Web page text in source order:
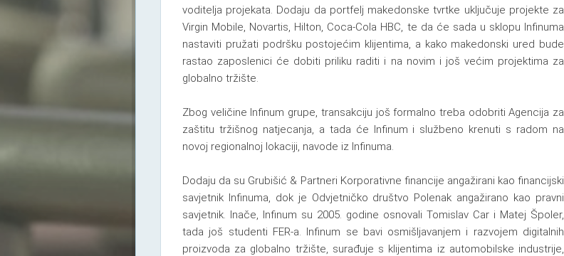
voditelja projekata. Dodaju da portfelj makedonske tvrtke uključuje projekte za
Virgin Mobile, Novartis, Hilton, Coca-Cola HBC, te da će sada u sklopu Infinuma
nastaviti pružati podršku postojećim klijentima, a kako makedonski ured bude
rastao zaposlenici će dobiti priliku raditi i na novim i još većim projektima za
globalno tržište.
Zbog veličine Infinum grupe, transakciju još formalno treba odobriti Agencija za
zaštitu tržišnog natjecanja, a tada će Infinum i službeno krenuti s radom na
novoj regionalnoj lokaciji, navode iz Infinuma.
Dodaju da su Grubišić & Partneri Korporativne financije angažirani kao financijski
savjetnik Infinuma, dok je Odvjetničko društvo Polenak angažirano kao pravni
savjetnik. Inače, Infinum su 2005. godine osnovali Tomislav Car i Matej Špoler,
tada još studenti FER-a. Infinum se bavi osmišljavanjem i razvojem digitalnih
proizvoda za globalno tržište, surađuje s klijentima iz automobilske industrije,